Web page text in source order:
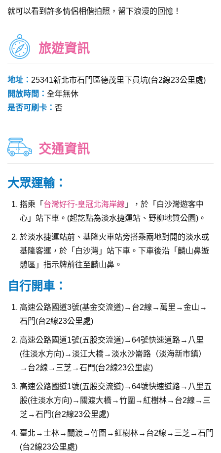
就可以看到許多情侶相偕拍照，留下浪漫的回憶！
旅遊資訊
地址： 25341新北市石門區德茂里下員坑(台2線23公里處)
開放時間： 全年無休
是否可刷卡： 否
交通資訊
大眾運輸：
搭乘「 台灣好行-皇冠北海岸線 」，於「白沙灣遊客中
心」站下車。(起訖點為淡水捷運站、野柳地質公園)。
於淡水捷運站前、基隆火車站旁搭乘兩地對開的淡水或
基隆客運，於「白沙灣」站下車。下車後沿「麟山鼻遊
憩區」指示牌前往至麟山鼻。
自行開車：
高速公路國道3號(基金交流道)→台2線→萬里→金山→
石門(台2線23公里處)
高速公路國道1號(五股交流道)→64號快速道路→八里
(往淡水方向)→淡江大橋→淡水沙崙路（淡海新市鎮）
→台2線→三芝→石門(台2線23公里處)
高速公路國道1號(五股交流道)→64號快速道路→八里五
股(往淡水方向)→關渡大橋→竹圍→紅樹林→台2線→三
芝→石門(台2線23公里處)
臺北→士林→關渡→竹圍→紅樹林→台2線→三芝→石門
(台2線23公里處)